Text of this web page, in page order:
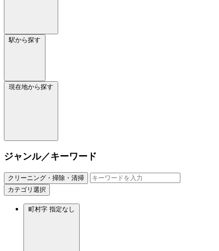
駅から探す
現在地から探す
ジャンル／キーワード
クリーニング・掃除・清掃
カテゴリ選択
町村字 指定なし